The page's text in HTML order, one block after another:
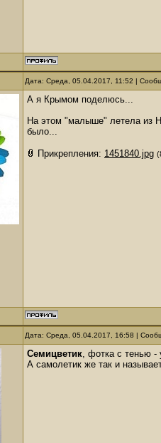
Дата: Среда, 05.04.2017, 11:52 |
А я Крымом поделюсь...
На этом "малыше" летела из
было...
Прикрепления: 1451840.jpg
Дата: Среда, 05.04.2017, 16:58 |
Семицветик, фотка с тенью -
А самолетик же так и